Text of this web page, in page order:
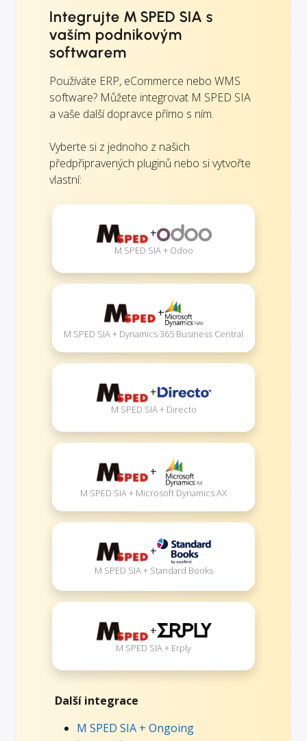
Integrujte M SPED SIA s
vaším podnikovým
softwarem
Používáte ERP, eCommerce nebo WMS
software? Můžete integrovat M SPED SIA
a vaše další dopravce přímo s ním.
Vyberte si z jednoho z našich
předpřipravených pluginů nebo si vytvořte
vlastní:
+
M SPED SIA + Odoo
+
M SPED SIA + Dynamics 365 Business Central
+
M SPED SIA + Directo
+
M SPED SIA + Microsoft Dynamics AX
+
M SPED SIA + Standard Books
+
M SPED SIA + Erply
Další integrace
M SPED SIA + Ongoing